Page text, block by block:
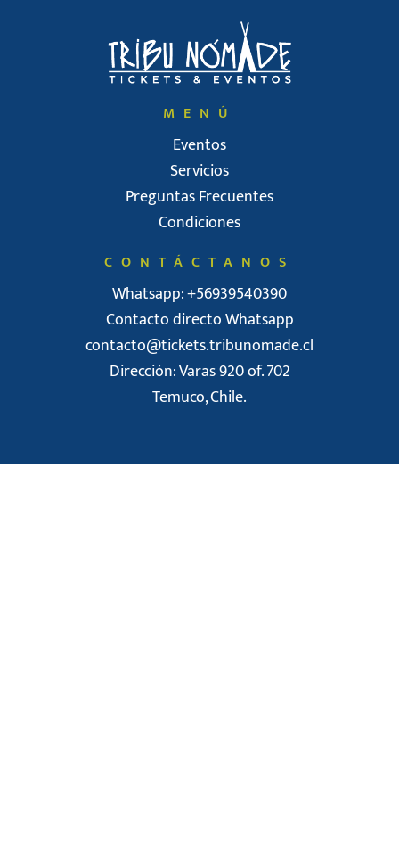
MENÚ
Eventos
Servicios
Preguntas Frecuentes
Condiciones
CONTÁCTANOS
Whatsapp: +56939540390
Contacto directo Whatsapp
contacto@tickets.tribunomade.cl
Dirección: Varas 920 of. 702
Temuco, Chile.